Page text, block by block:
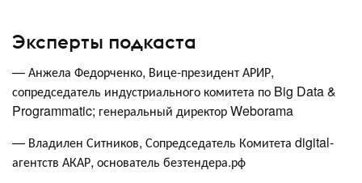
Эксперты подкаста
— Анжела Федорченко, Вице-президент АРИР,
сопредседатель индустриального комитета по Big Data &
Programmatic; генеральный директор Weborama
— Владилен Ситников, Сопредседатель Комитета digital-
агентств АКАР, основатель безтендера.рф